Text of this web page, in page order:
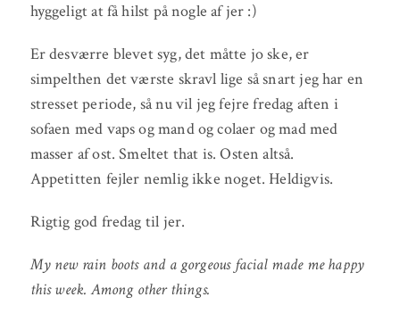
hyggeligt at få hilst på nogle af jer :)
Er desværre blevet syg, det måtte jo ske, er
simpelthen det værste skravl lige så snart jeg har en
stresset periode, så nu vil jeg fejre fredag aften i
sofaen med vaps og mand og colaer og mad med
masser af ost. Smeltet that is. Osten altså.
Appetitten fejler nemlig ikke noget. Heldigvis.
Rigtig god fredag til jer.
My new rain boots and a gorgeous facial made me happy
this week. Among other things.